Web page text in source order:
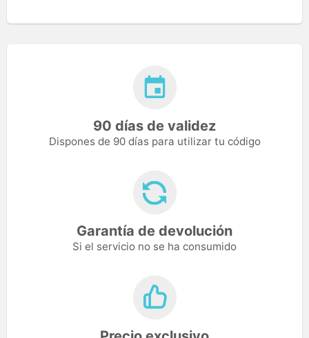
90 días de validez
Dispones de 90 días para utilizar tu código
Garantía de devolución
Si el servicio no se ha consumido